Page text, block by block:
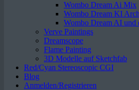
Wombo Dream Ai Mix
Wombo Dream KI
Wombo Dream AI und
Verve Paintings
Dreamscope
Flame Painting
3D Modelle auf Sketchfab
Red/Cyan Stereoscopic CGI
Blog
Anmelden/Registrieren